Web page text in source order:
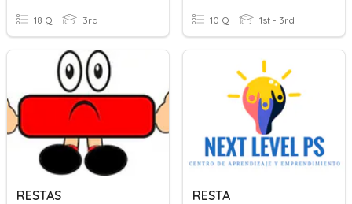
18 Q 3rd 10 Q 1st - 3rd
RESTAS RESTA